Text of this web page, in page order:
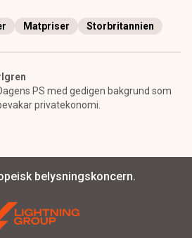
Matpriser Storbritannien
PS med gedigen bakgrund som
privatekonomi.
belysningskoncern.